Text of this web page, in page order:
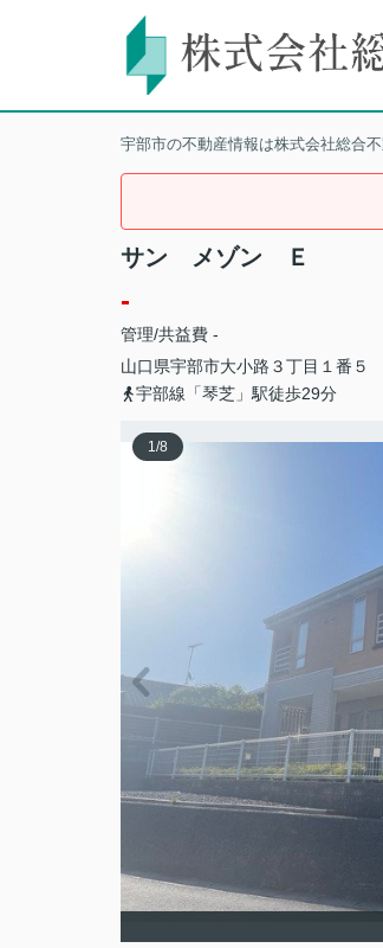
宇部市の不動産情報は株式会社総合
サン メゾン Ｅ
-
管理/共益費 -
山口県宇部市大小路 ３丁目１番５
宇部線「琴芝」駅徒歩29分
1/8